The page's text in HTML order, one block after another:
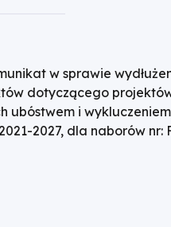
w sprawie
dotyczącego
i
2027, dla naborów nr: